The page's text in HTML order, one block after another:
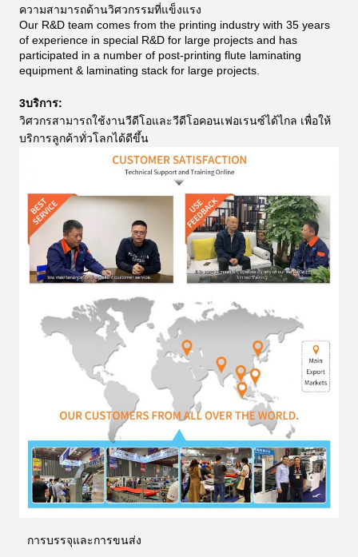
ความสามารถด้านวิศวกรรมที่แข็งแรง
Our R&D team comes from the printing industry with 35 years
of experience in special R&D for large projects and has
participated in a number of post-printing flute laminating
equipment & laminating stack for large projects.
3บริการ:
วิศวกรสามารถใช้งานวีดีโอและวีดีโอคอนเฟอเรนซ์ได้ไกล เพื่อให้
บริการลูกค้าทั่วโลกได้ดีขึ้น
การบรรจุและการขนส่ง